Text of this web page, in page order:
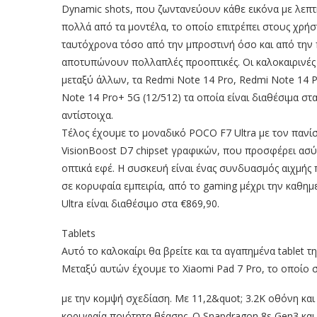
Dynamic shots, που ζωντανεύουν κάθε εικόνα με
πολλά από τα μοντέλα, το οποίο επιτρέπει στους
ταυτόχρονα τόσο από την μπροστινή όσο και από την
αποτυπώνουν πολλαπλές προοπτικές. Οι
μεταξύ άλλων, τα Redmi Note 14 Pro, Redmi Note 14
Note 14 Pro+ 5G (12/512) τα οποία είναι διαθέσιμα
αντίστοιχα.
Τέλος έχουμε το μοναδικό POCO F7 Ultra με τον
VisionBoost D7 chipset γραφικών, που προσφέρει
οπτικά εφέ. Η συσκευή είναι ένας συνδυασμός αιχμής
σε κορυφαία εμπειρία, από το gaming μέχρι την
Ultra είναι διαθέσιμο στα €869,90.
Tablets
Αυτό το καλοκαίρι θα βρείτε και τα αγαπημένα tablet
Μεταξύ αυτών έχουμε το Xiaomi Pad 7 Pro, το οποίο
με την κομψή σχεδίαση. Με 11,2&quot; 3.2K οθόνη